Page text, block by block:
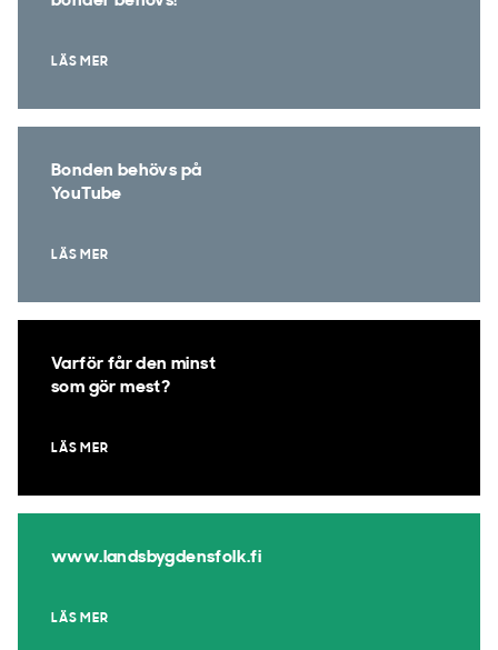
LÄS MER
Bonden behövs på
YouTube
LÄS MER
Varför får den minst
som gör mest?
LÄS MER
www.landsbygdensfolk.fi
LÄS MER